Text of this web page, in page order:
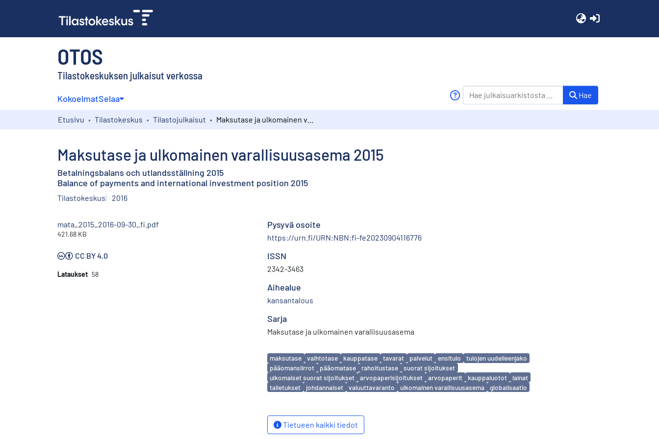
OTOS
Tilastokeskuksen julkaisut verkossa
KokoelmatSelaa Hae
Etusivu Tilastokeskus Tilastojulkaisut
Maksutase ja ulkomainen varallisuusasema 2015
Betalningsbalans och utlandsställning 2015
Balance of payments and international investment position 2015
Tilastokeskus 2016
mata_2015_2016-09-30_fi.pdf
421.68 KB
CC BY 4.0
Lataukset 58
Pysyvä osoite
https://urn.fi/URN:NBN:fi-fe20230904116776
ISSN
2342-3463
Aihealue
kansantalous
Sarja
Maksutase ja ulkomainen varallisuusasema
Avainsanat
maksutase vaihtotase kauppatase tavarat palvelut ensitulo
tulojen uudelleenjako
pääomansiirrot
pääomatase rahoitustase
suorat sijoitukset
ulkomaiset suorat sijoitukset
arvopaperisijoitukset arvopaperit kauppaluotot
lainat
talletukset
johdannaiset valuuttavaranto ulkomainen varallisuusasema globalisaatio
Tietueen kaikki tiedot